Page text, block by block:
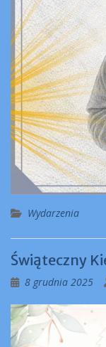
Wydarzenia
Świąteczny
8 grudnia 2025